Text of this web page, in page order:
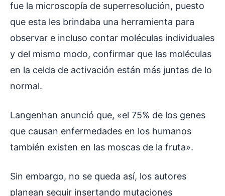
fue la microscopía de superresolución, puesto
que esta les brindaba una herramienta para
observar e incluso contar moléculas individuales
y del mismo modo, confirmar que las moléculas
en la celda de activación están más juntas de lo
normal.
Langenhan anunció que, «el 75% de los genes
que causan enfermedades en los humanos
también existen en las moscas de la fruta».
Sin embargo, no se queda así, los autores
planean seguir insertando mutaciones